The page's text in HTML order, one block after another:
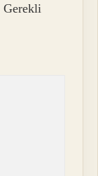
Gerekli